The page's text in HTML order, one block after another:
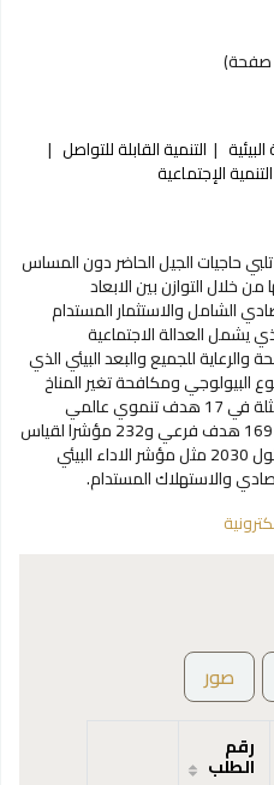
التنمية القابلة للتواصل
التنمية الإجتماعية
حاجيات الجيل الحاضر دون المساس
من خلال التوازن بين الابعاد
الشامل والاستثمار المستدام
يشمل العدالة الاجتماعية
والرعاية للجميع والبعد البيئي الذي
البيولوجي ومكافحة تغير المناخ
وتقليل التلوث بينما تاتي مؤشراتها ممثلة في 17 هدف تنموي عالمي
اعتمدته الامم المتحدة عام 2015 مع 169 هدف فرعي و232 مؤشرا لقياس
التقدم نحو تحقيق مستقبل افضل بحلول 2030 مثل مؤشر الاداء البيئي
والاستهلاك المستدام.
صور
رقم
الطلب